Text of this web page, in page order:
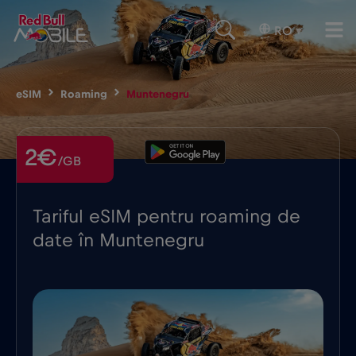
RO ▾
eSIM Roaming Muntenegru
Tariful eSIM pentru roaming de
date în Muntenegru
2€/GB